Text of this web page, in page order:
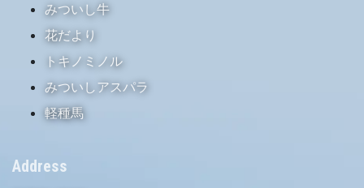
みついし牛
花だより
トキノミノル
みついしアスパラ
軽種馬
Address